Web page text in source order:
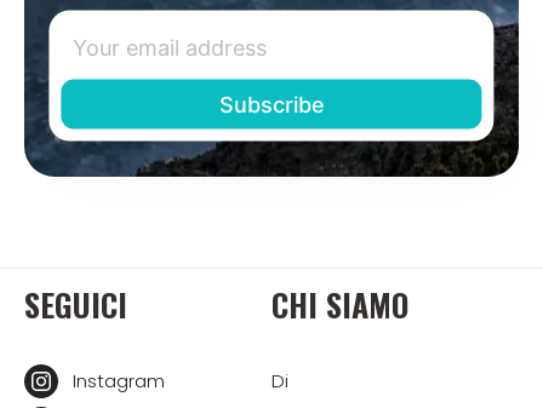
SEGUICI
Instagram
CHI SIAMO
Di